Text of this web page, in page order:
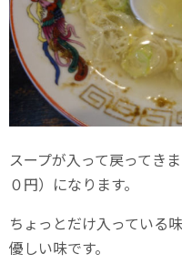
スープが入って戻ってき
０円）になります。
ちょっとだけ入っている
優しい味です。